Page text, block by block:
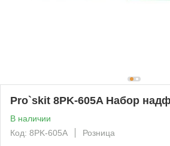
Pro`skit 8PK-605A Набор
В наличии
Код: 8PK-605A
Розница